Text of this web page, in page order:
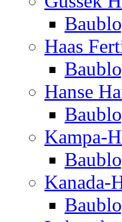
Haas
Hanse
Kampa-
Kanada-